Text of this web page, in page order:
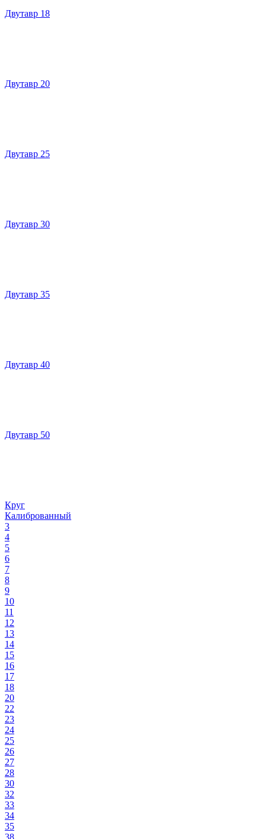
Двутавр 18
Двутавр 20
Двутавр 25
Двутавр 30
Двутавр 35
Двутавр 40
Двутавр 50
Круг
Калиброванный
3
4
5
6
7
8
9
10
11
12
13
14
15
16
17
18
20
22
23
24
25
26
27
28
30
32
33
34
35
38